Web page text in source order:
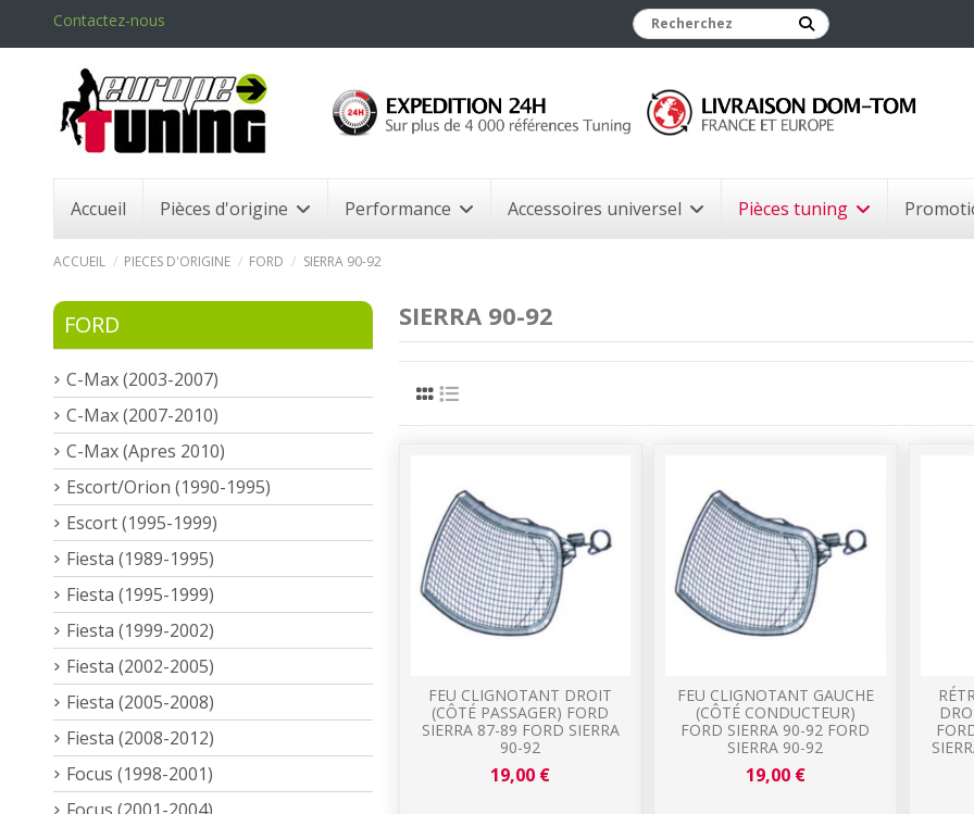
Contactez-nous
Accueil Pièces d'origine Performance Accessoires universel Pièces tuning
ACCUEIL PIECES D'ORIGINE FORD SIERRA 90-92
SIERRA 90-92
FEU CLIGNOTANT DROIT
(CÔTÉ PASSAGER) FORD
SIERRA 87-89 FORD SIERRA
90-92
19,00 €
FEU CLIGNOTANT GAUCHE
(CÔTÉ CONDUCTEUR)
FORD SIERRA 90-92 FORD
SIERRA 90-92
19,00 €
FORD
C-Max (2003-2007)
C-Max (2007-2010)
C-Max (Apres 2010)
Escort/Orion (1990-1995)
Escort (1995-1999)
Fiesta (1989-1995)
Fiesta (1995-1999)
Fiesta (1999-2002)
Fiesta (2002-2005)
Fiesta (2005-2008)
Fiesta (2008-2012)
Focus (1998-2001)
Focus (2001-2004)